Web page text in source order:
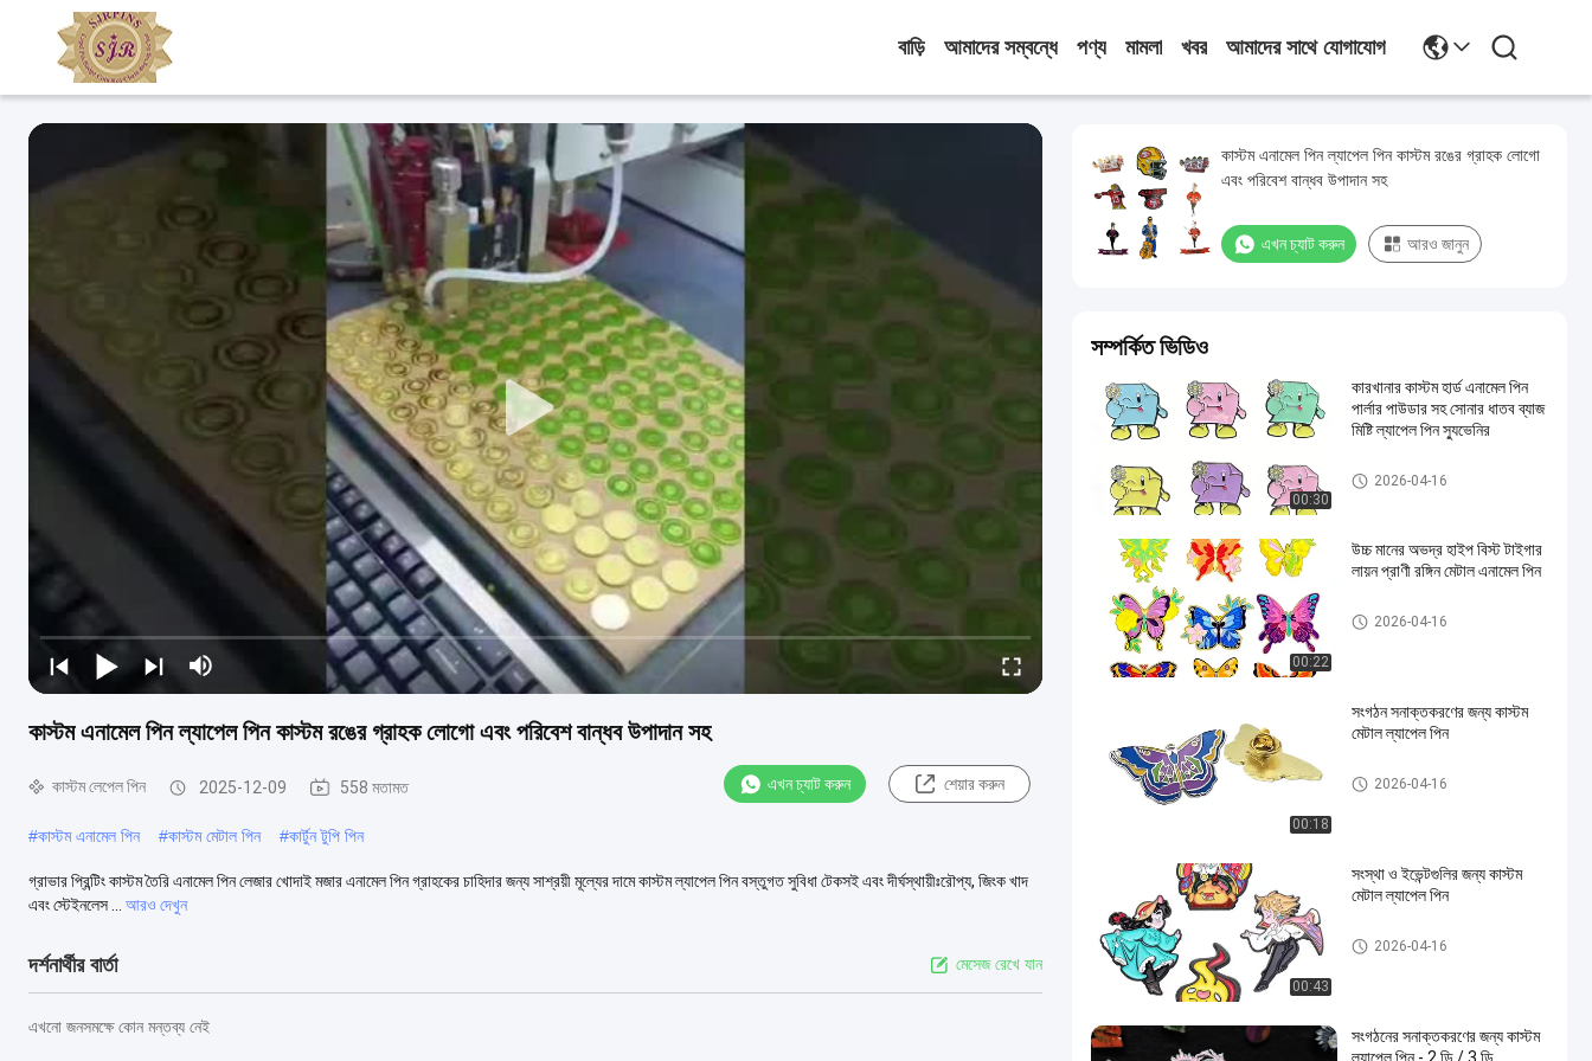
বাড়ি আমাদের সম্বন্ধে পণ্য মামলা খবর আমাদের সাথে যোগাযোগ
কাস্টম এনামেল পিন ল্যাপেল পিন কাস্টম রঙের গ্রাহক লোগো এবং পরিবেশ বান্ধব উপাদান সহ
কাস্টম লেপেল পিন 2025-12-09 558 মতামত এখন চ্যাট করুন শেয়ার করুন
#কাস্টম এনামেল পিন #কাস্টম মেটাল পিন #কার্টুন টুপি পিন
গ্রাভার প্রিন্টিং কাস্টম তৈরি এনামেল পিন লেজার খোদাই মজার এনামেল পিন গ্রাহকের চাহিদার জন্য সাশ্রয়ী মূল্যের দামে কাস্টম ল্যাপেল পিন বস্তুগত সুবিধা টেকসই এবং দীর্ঘস্থায়ীঃরৌপ্য, জিংক খাদ
এবং স্টেইনলেস ...
আরও দেখুন
দর্শনার্থীর বার্তা মেসেজ রেখে যান
এখনো জনসমক্ষে কোন মন্তব্য নেই
কাস্টম এনামেল পিন ল্যাপেল পিন কাস্টম রঙের গ্রাহক লোগো
এবং পরিবেশ বান্ধব উপাদান সহ
এখন চ্যাট করুন আরও জানুন
সম্পর্কিত ভিডিও
00:30
কারখানার কাস্টম হার্ড এনামেল পিন ️
পার্লার পাউডার সহ সোনার ধাতব ব্যাজ ️
মিষ্টি ল্যাপেল পিন স্যুভেনির
কাস্টম লেপেল পিন
2026-04-16
00:22
উচ্চ মানের অভদ্র হাইপ বিস্ট টাইগার
লায়ন প্রাণী রঙ্গিন মেটাল এনামেল পিন
কাস্টম লেপেল পিন
2026-04-16
00:18
সংগঠন সনাক্তকরণের জন্য কাস্টম
মেটাল ল্যাপেল পিন
কাস্টম লেপেল পিন
2026-04-16
00:43
সংস্থা ও ইভেন্টগুলির জন্য কাস্টম
মেটাল ল্যাপেল পিন
কাস্টম লেপেল পিন
2026-04-16
সংগঠনের সনাক্তকরণের জন্য কাস্টম